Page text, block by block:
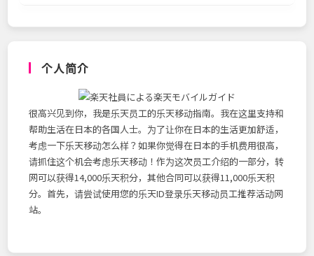
个人简介
很高兴见到你，我是乐天员工的乐天移动指南。我在这里支持和
帮助生活在日本的各国人士。为了让你在日本的生活更加舒适，
考虑一下乐天移动怎么样？如果你觉得在日本的手机费用很高，
请抓住这个机会考虑乐天移动！作为这次员工介绍的一部分，转
网可以获得14,000乐天积分，其他合同可以获得11,000乐天积
分。首先，请尝试使用您的乐天ID登录乐天移动员工推荐活动网
站。